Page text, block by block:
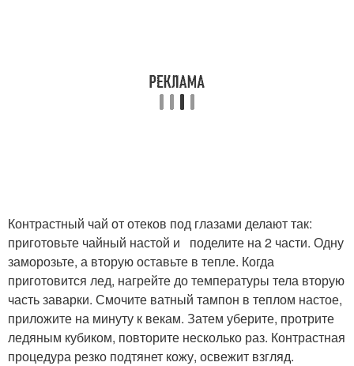
Контрастный чай от отеков под глазами делают так:
приготовьте чайный настой и поделите на 2 части. Одну
заморозьте, а вторую оставьте в тепле. Когда
приготовится лед, нагрейте до температуры тела вторую
часть заварки. Смочите ватный тампон в теплом настое,
приложите на минуту к векам. Затем уберите, протрите
ледяным кубиком, повторите несколько раз. Контрастная
процедура резко подтянет кожу, освежит взгляд.